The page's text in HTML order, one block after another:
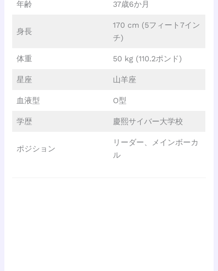
年齢 37歳6か月
身長
170 cm (5フィート7イン
チ)
体重 50 kg (110.2ポンド)
星座 山羊座
血液型 O型
学歴 慶熙サイバー大学校
ポジション
リーダー、メインボーカ
ル